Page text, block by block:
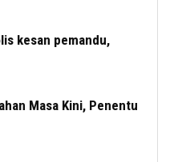
kesan pemandu,
Masa Kini, Penentu